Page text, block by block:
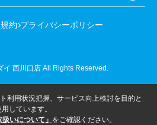
約 プライバシーポリシー
西川口店 All Rights Reserved.
利用状況把握、サービス向上検討を目的と
しています。
扱いについて」 をご確認ください。